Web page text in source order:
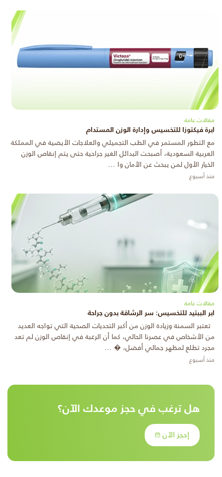
مقالات عامة
ابرة فيكتوزا للتخسيس وإدارة الوزن المستدام
مع التطور المستمر في الطب التجميلي والعلاجات الأيضية في المملكة
العربية السعودية، أصبحت البدائل الغير جراحية حتى يتم إنقاص الوزن
الخيار الأول لمن يبحث عن الأمان وا ...
منذ أسبوع
مقالات عامة
ابر الببتيد للتخسيس: سر الرشاقة بدون جراحة
تعتبر السمنة وزيادة الوزن من أكبر التحديات الصحية التي تواجه العديد
من الأشخاص في عصرنا الحالي، كما أن الرغبة في إنقاص الوزن لم تعد
مجرد تطلع لمظهر جمالي أفضل، � ...
منذ أسبوع
هل ترغب في حجز موعدك الآن؟
إحجز الآن